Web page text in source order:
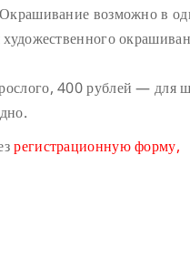
возможно в
400 рублей — для
регистрационную форму,